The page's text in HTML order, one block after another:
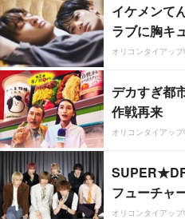
イケメンて
ラブに胸キ
オリコンタイアップ
デカすぎ都
作戦再来
オリコンタイアップ
フューチャ
オリコンタイアップ